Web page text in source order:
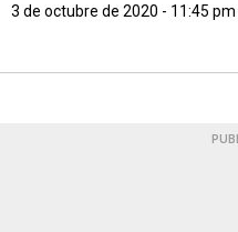
3 de octubre de 2020 - 11:45 pm